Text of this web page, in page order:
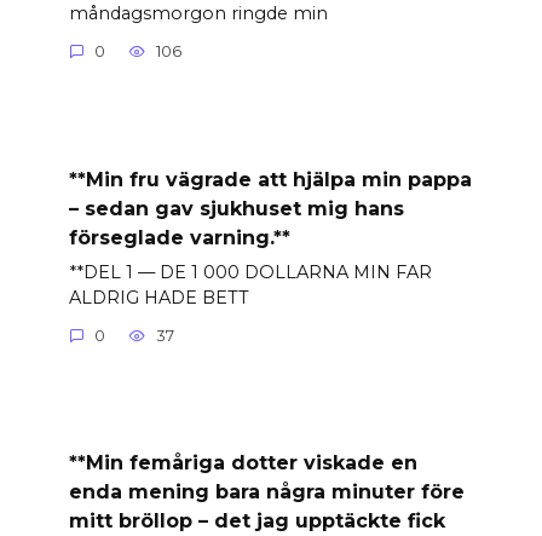
måndagsmorgon ringde min
0 106
**Min fru vägrade att hjälpa min pappa
– sedan gav sjukhuset mig hans
förseglade varning.**
**DEL 1 — DE 1 000 DOLLARNA MIN FAR
ALDRIG HADE BETT
0 37
**Min femåriga dotter viskade en
enda mening bara några minuter före
mitt bröllop – det jag upptäckte fick